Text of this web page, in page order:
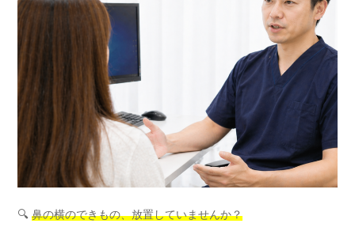
🔍 鼻の横のできもの、放置していませんか？